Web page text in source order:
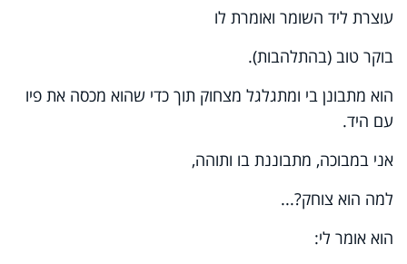
עוצרת ליד השומר ואומרת לו
בוקר טוב (בהתלהבות).
הוא מתבונן בי ומתגלגל מצחוק תוך כדי שהוא מכסה את פיו
עם היד.
אני במבוכה, מתבוננת בו ותוהה,
למה הוא צוחק?...
הוא אומר לי: